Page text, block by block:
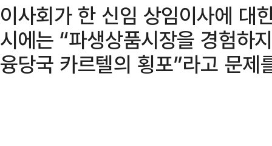
이사회가 한 신임 상임이사에 대
시에는 “파생상품시장을 경험하
융당국 카르텔의 횡포”라고 문제